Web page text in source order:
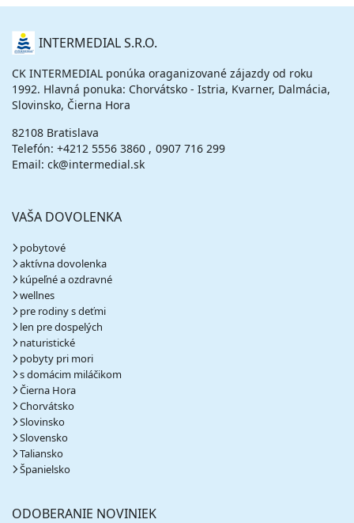
O
NÁS INTERMEDIAL S.R.O.
CK INTERMEDIAL ponúka oraganizované zájazdy od roku
1992. Hlavná ponuka: Chorvátsko - Istria, Kvarner, Dalmácia,
Slovinsko, Čierna Hora
82108 Bratislava
Telefón: +4212 5556 3860
0907 716 299
Email: ck@intermedial.sk
VAŠA DOVOLENKA
pobytové
aktívna dovolenka
kúpeľné a ozdravné
wellnes
pre rodiny s deťmi
len pre dospelých
naturistické
pobyty pri mori
s domácim miláčikom
Čierna Hora
Chorvátsko
Slovinsko
Slovensko
Taliansko
Španielsko
ODOBERANIE NOVINIEK